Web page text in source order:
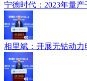
宁德时代：2023年量
相里斌：开展无钴动力